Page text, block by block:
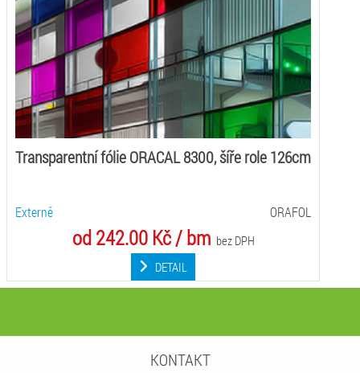
Transparentní fólie ORACAL 8300, šíře role 126cm
Externě ORAFOL
od 242.00 Kč / bm bez DPH
DETAIL
KONTAKT